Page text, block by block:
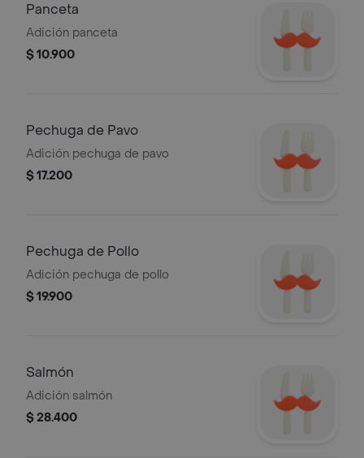
Panceta
Adición panceta
$ 10.900
Pechuga de Pavo
Adición pechuga de pavo
$ 17.200
Pechuga de Pollo
Adición pechuga de pollo
$ 19.900
Salmón
Adición salmón
$ 28.400